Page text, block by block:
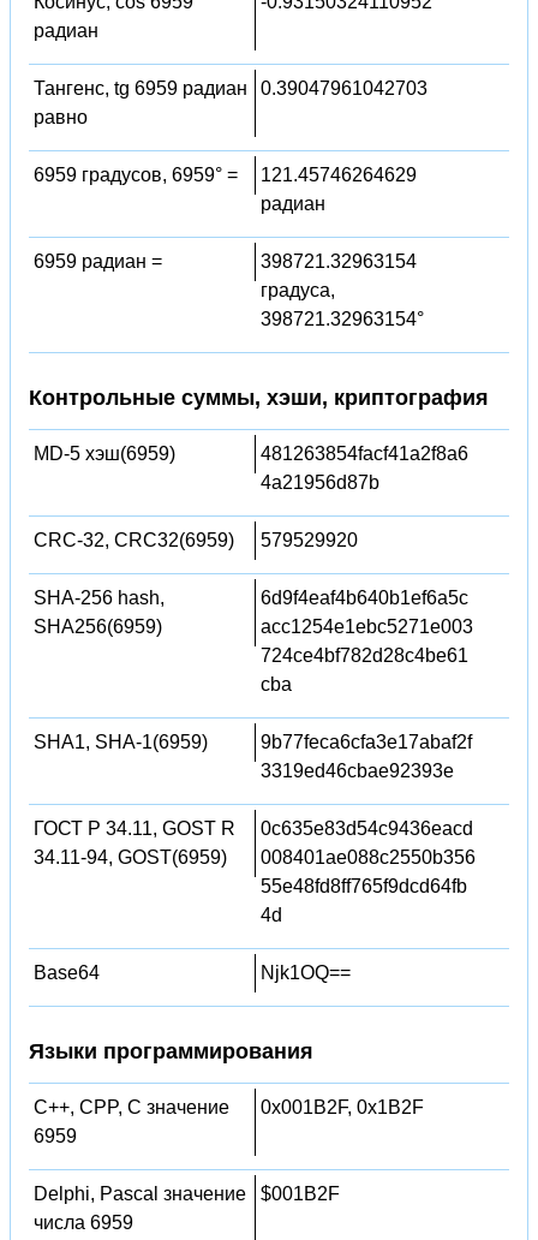
радиан
Тангенс, tg 6959 радиан
равно
0.39047961042703
6959 градусов, 6959° =
121.45746264629
радиан
6959 радиан =
398721.32963154
градуса,
398721.32963154°
Контрольные суммы, хэши, криптография
MD-5 хэш(6959)
481263854facf41a2f8a6
4a21956d87b
CRC-32, CRC32(6959) 579529920
SHA-256 hash,
SHA256(6959)
6d9f4eaf4b640b1ef6a5c
acc1254e1ebc5271e003
724ce4bf782d28c4be61
cba
SHA1, SHA-1(6959)
9b77feca6cfa3e17abaf2f
3319ed46cbae92393e
ГОСТ Р 34.11, GOST R
34.11-94, GOST(6959)
0c635e83d54c9436eacd
008401ae088c2550b356
55e48fd8ff765f9dcd64fb
4d
Base64 Njk1OQ==
Языки программирования
C++, CPP, C значение
6959
0x001B2F, 0x1B2F
Delphi, Pascal значение
числа 6959
$001B2F